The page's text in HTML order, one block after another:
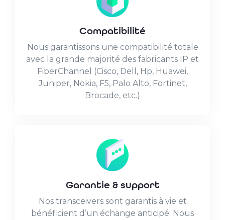
Compatibilité
Nous garantissons une compatibilité totale
avec la grande majorité des fabricants IP et
FiberChannel (Cisco, Dell, Hp, Huawei,
Juniper, Nokia, F5, Palo Alto, Fortinet,
Brocade, etc.)
Garantie & support
Nos transceivers sont garantis à vie et
bénéficient d’un échange anticipé. Nous